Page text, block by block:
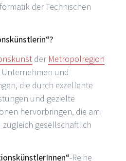
der Technischen
der Metropolregion
und
die durch exzellente
und gezielte
hervorbringen, die am
gesellschaftlich
-Reihe